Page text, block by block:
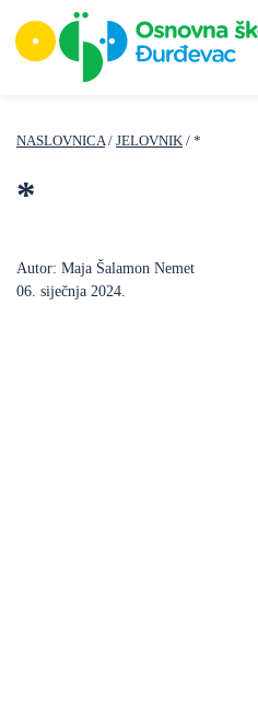
NASLOVNICA/ JELOVNIK / *
*
Autor: Maja Šalamon Nemet
06. siječnja 2024.